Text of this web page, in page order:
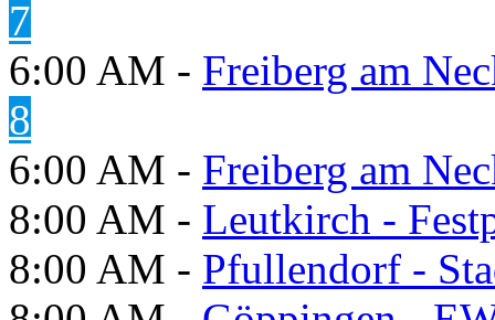
7
6:00 AM - Freiberg am
8
6:00 AM - Freiberg am
8:00 AM - Leutkirch -
8:00 AM - Pfullendorf -